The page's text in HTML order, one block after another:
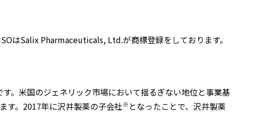
はSalix Pharmaceuticals, Ltd.が商標登録をしております。
。米国のジェネリック市場において揺るぎない地位と事業基
す。2017年に沢井製薬の子会社※ となったことで、沢井製薬